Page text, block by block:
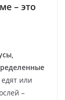
– это
или
–